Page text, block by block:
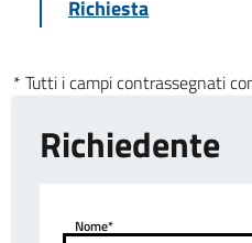
Richiesta
* Tutti i campi contrassegnati
Richiedente
Nome*